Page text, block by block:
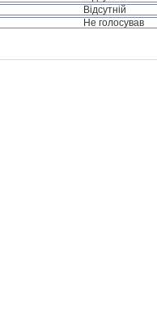
Відсутній
Не голосував